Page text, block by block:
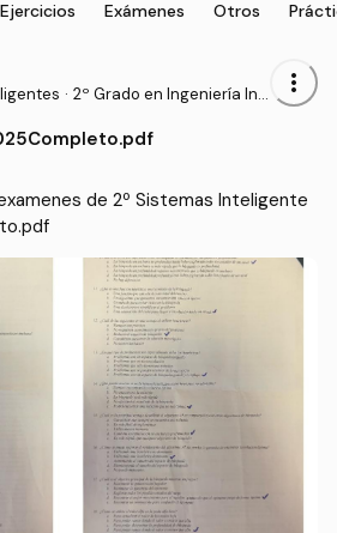
Ejercicios Exámenes Otros
· 2º Grado en Ingeniería Inf
more_vert
de 2º Sistemas Inteligente